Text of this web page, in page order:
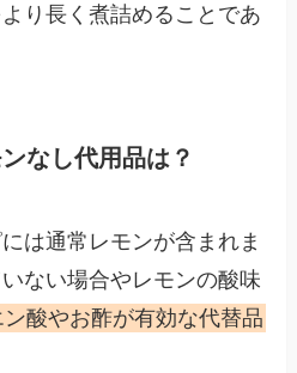
り長く煮詰めることであ
なし代用品は？​
は通常レモンが含まれま
ない場合やレモンの酸味
ン酸やお酢が有効な代替品